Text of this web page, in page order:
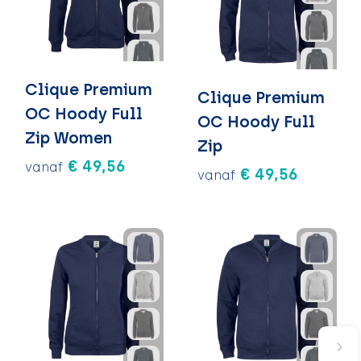
Clique Premium
OC Hoody Full
Zip Women
vanaf € 49,56
Clique Premium
OC Hoody Full
Zip
vanaf € 49,56